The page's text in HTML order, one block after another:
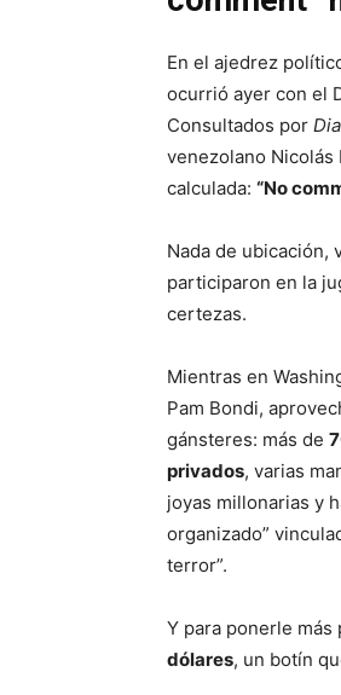
En el ajedrez
ocurrió ayer con el
Consultados por
venezolano Nicolás
calculada: “No
Nada de
participaron en la
certezas.
Mientras en
Pam Bondi,
gánsteres: más de
privados, varias
joyas millonarias y
organizado”
terror”.
Y para ponerle
dólares, un botín